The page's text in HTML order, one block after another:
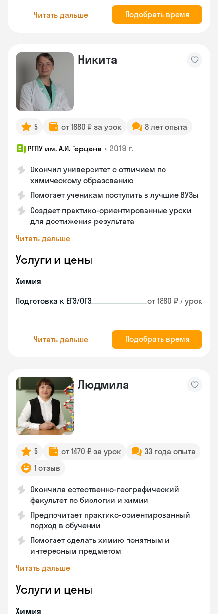
Читать дальше Подобрать время
Никита
5 от 1880 ₽ за урок 8 лет опыта
РГПУ им. А.И. Герцена • 2019 г.
Окончил университет с отличием по
химическому образованию
Помогает ученикам поступить в лучшие ВУЗы
Создает практико-ориентированные уроки
для достижения результата
Читать дальше
Услуги и цены
Химия
Подготовка к ЕГЭ/ОГЭ от 1880 ₽ / урок
Читать дальше Подобрать время
Людмила
5 от 1470 ₽ за урок
33 года опыта
1 отзыв
Окончила естественно-географический
факультет по биологии и химии
Предпочитает практико-ориентированный
подход в обучении
Помогает сделать химию понятным и
интересным предметом
Читать дальше
Услуги и цены
Химия